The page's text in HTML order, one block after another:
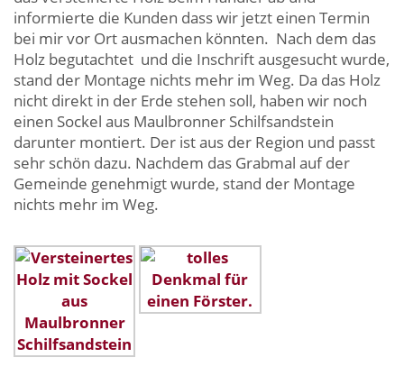
informierte die Kunden dass wir jetzt einen Termin
bei mir vor Ort ausmachen könnten. Nach dem das
Holz begutachtet und die Inschrift ausgesucht wurde,
stand der Montage nichts mehr im Weg. Da das Holz
nicht direkt in der Erde stehen soll, haben wir noch
einen Sockel aus Maulbronner Schilfsandstein
darunter montiert. Der ist aus der Region und passt
sehr schön dazu. Nachdem das Grabmal auf der
Gemeinde genehmigt wurde, stand der Montage
nichts mehr im Weg.